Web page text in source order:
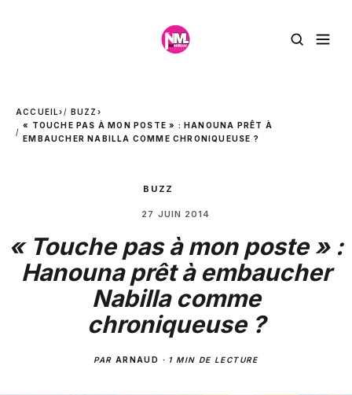
ACCUEIL› BUZZ ›
« TOUCHE PAS À MON POSTE » : HANOUNA PRÊT À
EMBAUCHER NABILLA COMME CHRONIQUEUSE ?
BUZZ
27 JUIN 2014
« Touche pas à mon poste » :
Hanouna prêt à embaucher
Nabilla comme
chroniqueuse ?
PAR ARNAUD · 1 MIN DE LECTURE